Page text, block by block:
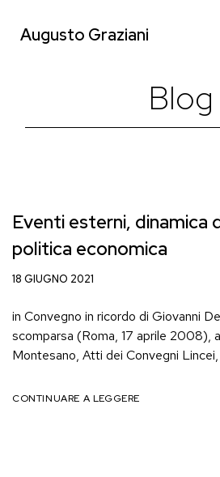
Augusto Graziani
Blog
Eventi esterni, dinamica
politica economica
18 GIUGNO 2021
in Convegno in ricordo di Giovanni
scomparsa (Roma, 17 aprile 2008),
Montesano, Atti dei Convegni Lincei,
CONTINUARE A LEGGERE